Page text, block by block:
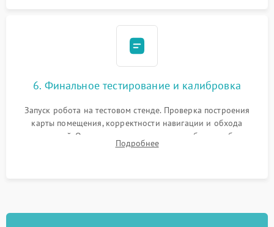
6. Финальное тестирование и калибровка
Запуск робота на тестовом стенде. Проверка построения
карты помещения, корректности навигации и обхода
препятствий. Оценка силы всасывания и работы турбины.
Тестирование автоматического возврата на док-станцию и
Подробнее